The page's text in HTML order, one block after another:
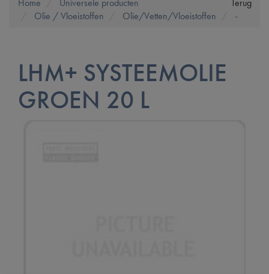
Terug
Home
Universele producten
Olie / Vloeistoffen
Olie/Vetten/Vloeistoffen -
LHM+ SYSTEEMOLIE
GROEN 20 L